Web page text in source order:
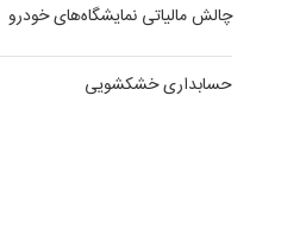
چالش مالیاتی نمایشگاه‌های خودرو
حسابداری خشکشویی